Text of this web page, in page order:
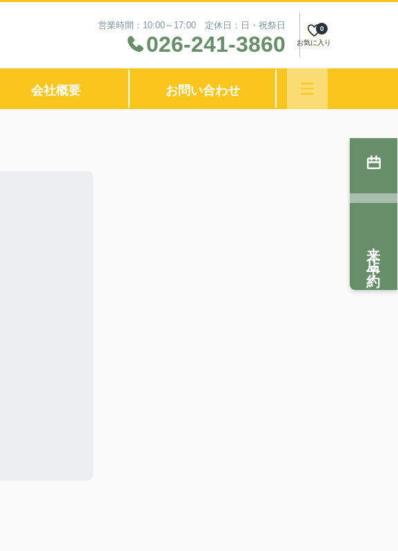
営業時間：10:00～17:00 定休日：日・祝祭日
026-241-3860 お気に入り
0
会社概要 お問い合わせ
来店予約